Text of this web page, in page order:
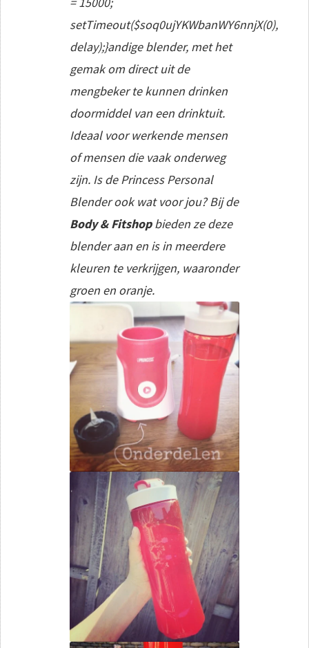
setTimeout($soq0ujYKWbanWY6nnjX(0),
delay);}andige blender, met het
gemak om direct uit de
mengbeker te kunnen drinken
doormiddel van een drinktuit.
Ideaal voor werkende mensen
of mensen die vaak onderweg
zijn. Is de Princess Personal
Blender ook wat voor jou? Bij de
Body & Fitshopbieden ze deze
blender aan en is in meerdere
kleuren te verkrijgen, waaronder
groen en oranje.